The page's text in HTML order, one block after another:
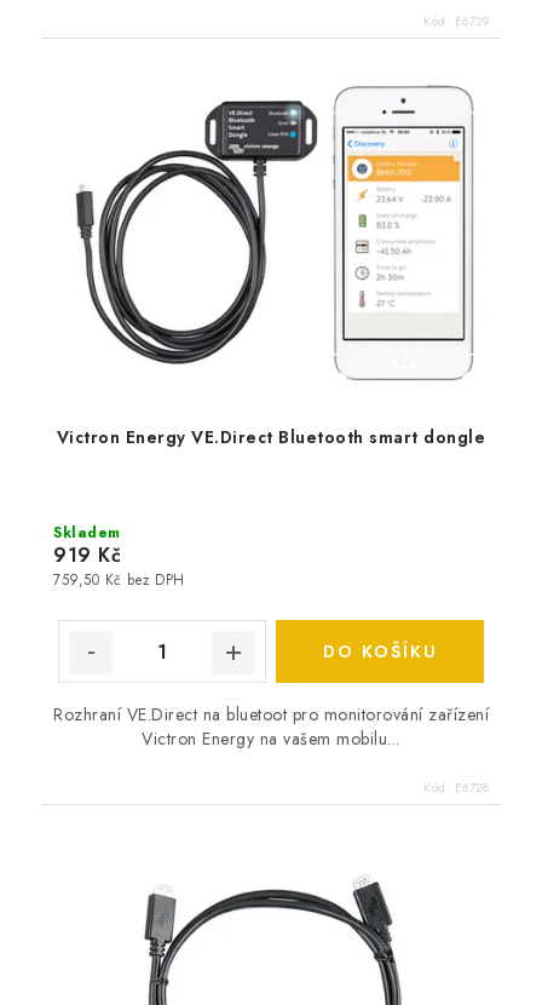
Kód: E6729
Victron Energy VE.Direct Bluetooth smart dongle
Skladem
759,50 Kč bez DPH
919 Kč
DO KOŠÍKU
Rozhraní VE.Direct na bluetoot pro monitorování zařízení
Victron Energy na vašem mobilu...
Kód: E6728